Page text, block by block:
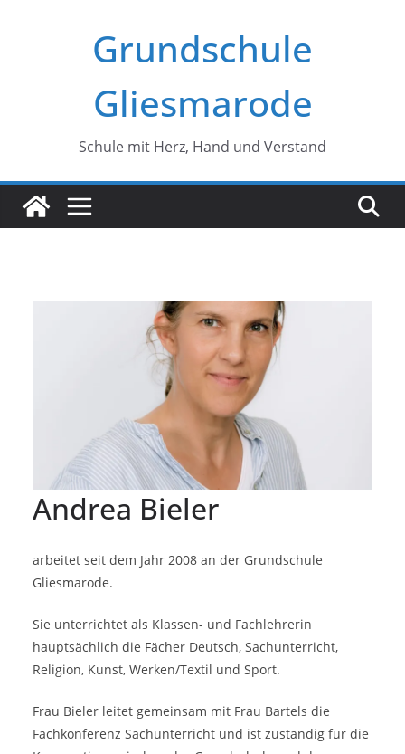
Grundschule
Gliesmarode
Schule mit Herz, Hand und Verstand
Andrea Bieler
arbeitet seit dem Jahr 2008 an der Grundschule
Gliesmarode.
Sie unterrichtet als Klassen- und Fachlehrerin
hauptsächlich die Fächer Deutsch, Sachunterricht,
Religion, Kunst, Werken/Textil und Sport.
Frau Bieler leitet gemeinsam mit Frau Bartels die
Fachkonferenz Sachunterricht und ist zuständig für die